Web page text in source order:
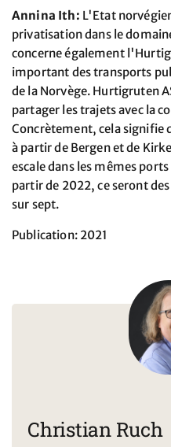
Annina Ith: L'Etat
privatisation dans le
concerne également
important des transports
de la Norvège. Hurtigruten
partager les trajets avec la
Concrètement, cela signifie
à partir de Bergen et de
escale dans les mêmes
partir de 2022, ce seront
sur sept.
Publication: 2021
Christian Ruch